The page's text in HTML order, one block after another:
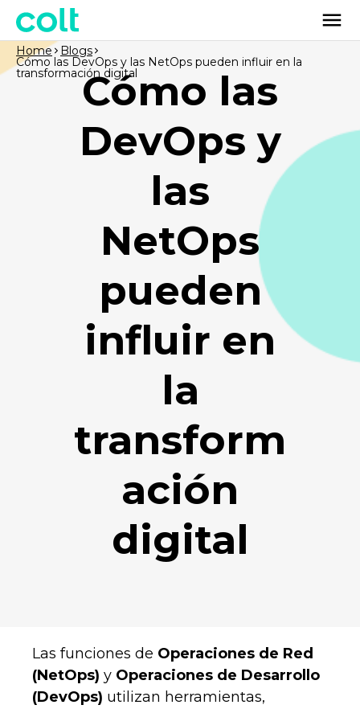
Cómo las
DevOps y
las
NetOps
pueden
influir en
la
transform
ación
digital
Home Blogs
Cómo las DevOps y las NetOps pueden influir en la
transformación digital
Las funciones de Operaciones de Red
(NetOps) y Operaciones de Desarrollo
(DevOps) utilizan herramientas,